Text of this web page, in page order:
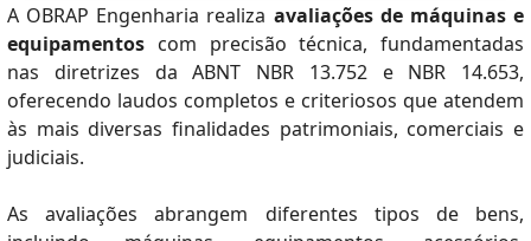
A OBRAP Engenharia realiza avaliações de máquinas e
equipamentos com precisão técnica, fundamentadas
nas diretrizes da ABNT NBR 13.752 e NBR 14.653,
oferecendo laudos completos e criteriosos que atendem
às mais diversas finalidades patrimoniais, comerciais e
judiciais.
As avaliações abrangem diferentes tipos de bens,